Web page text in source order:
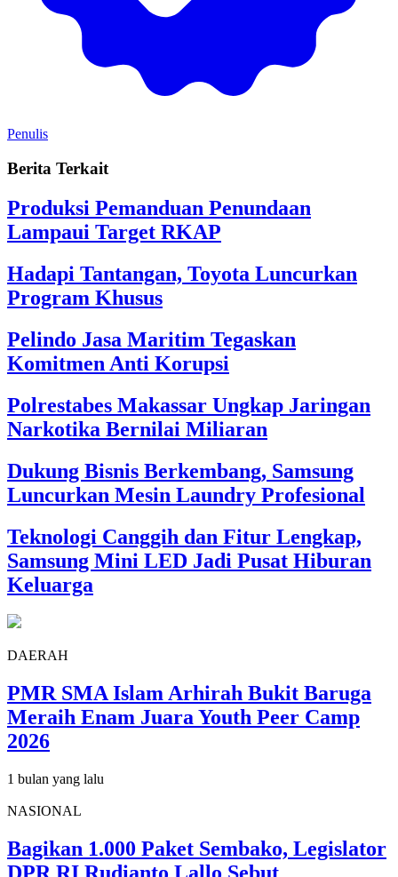
Penulis
Berita Terkait
Produksi Pemanduan Penundaan
Lampaui Target RKAP
Hadapi Tantangan, Toyota Luncurkan
Program Khusus
Pelindo Jasa Maritim Tegaskan
Komitmen Anti Korupsi
Polrestabes Makassar Ungkap Jaringan
Narkotika Bernilai Miliaran
Dukung Bisnis Berkembang, Samsung
Luncurkan Mesin Laundry Profesional
Teknologi Canggih dan Fitur Lengkap,
Samsung Mini LED Jadi Pusat Hiburan
Keluarga
DAERAH
PMR SMA Islam Arhirah Bukit Baruga
Meraih Enam Juara Youth Peer Camp
2026
1 bulan yang lalu
NASIONAL
Bagikan 1.000 Paket Sembako, Legislator